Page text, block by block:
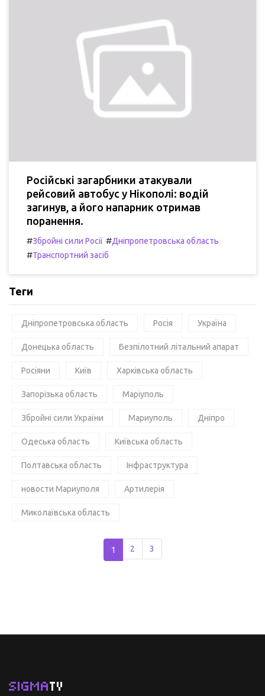
Російські загарбники атакували
рейсовий автобус у Нікополі: водій
загинув, а його напарник отримав
поранення.
#Збройні сили Росії #Дніпропетровська область
#Транспортний засіб
Теги
Дніпропетровська область Росія Україна
Донецька область Безпілотний літальний апарат
Росіяни Київ Харківська область
Запорізька область Маріуполь
Збройні сили України Мариуполь Дніпро
Одеська область Київська область
Полтавська область Інфраструктура
новости Мариуполя Артилерія
Миколаївська область
1 2 3
SIGMATV